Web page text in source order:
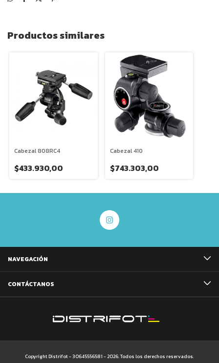
Productos similares
Cabezal 808RC4
$433.930,00
Cabezal 410
$743.303,00
NAVEGACIÓN
CONTÁCTANOS
Copyright Distrifot - 30645556581 - 2026. Todos los derechos reservados.